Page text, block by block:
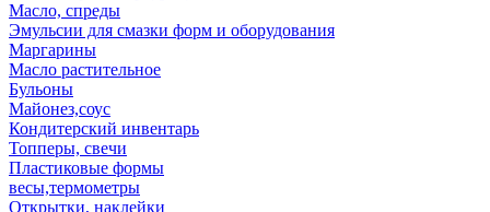
Масло, спреды
Эмульсии для смазки форм и оборудования
Маргарины
Масло растительное
Бульоны
Майонез,соус
Кондитерский инвентарь
Топперы, свечи
Пластиковые формы
весы,термометры
Открытки, наклейки